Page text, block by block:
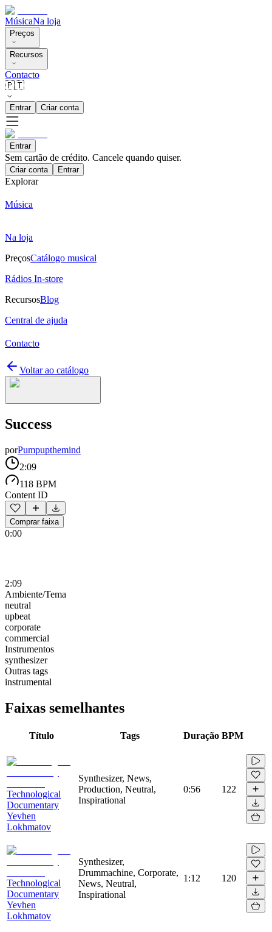
MúsicaNa loja
Preços
Recursos
Contacto
🇵🇹
Entrar Criar conta
Entrar
Sem cartão de crédito. Cancele quando quiser.
Criar conta Entrar
Explorar
Música
Na loja
PreçosCatálogo musical
Rádios In-store
RecursosBlog
Central de ajuda
Contacto
Voltar ao catálogo
Success
porPumpupthemind
2:09
118 BPM
Content ID
Comprar faixa
0:00
2:09
Ambiente/Tema
neutral
upbeat
corporate
commercial
Instrumentos
synthesizer
Outras tags
instrumental
Faixas semelhantes
Título Tags Duração BPM
Technological
Documentary
Yevhen
Lokhmatov
Synthesizer, News,
Production, Neutral,
Inspirational
0:56 122
Technological
Documentary
Yevhen
Lokhmatov
Synthesizer,
Drummachine, Corporate,
News, Neutral,
Inspirational
1:12 120